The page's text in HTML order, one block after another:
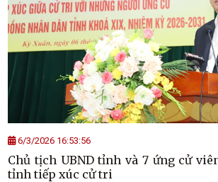
6/3/2026 16:53:56
Chủ tịch UBND tỉnh và 7 ứng cử
tỉnh tiếp xúc cử tri